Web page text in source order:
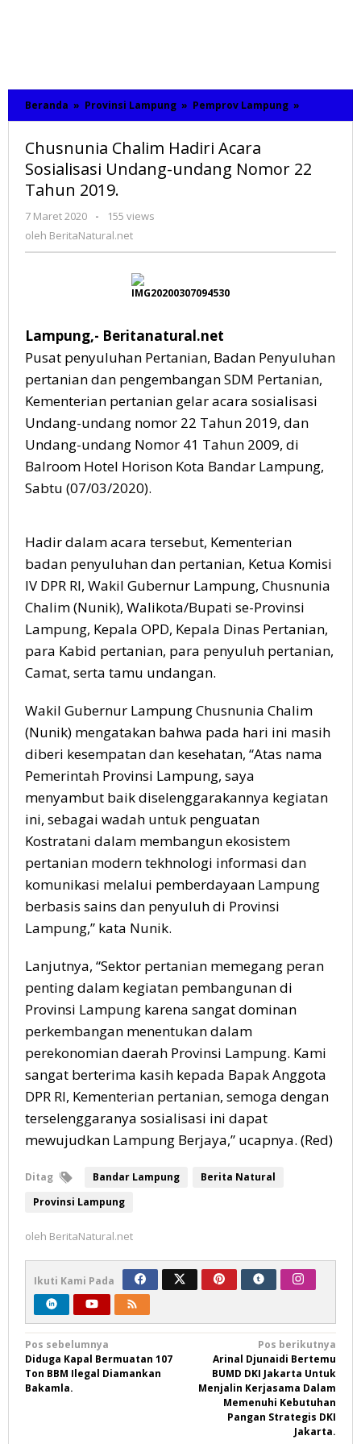
Beranda » Provinsi Lampung » Pemprov Lampung »
Chalim
Sosialisasi
Undang-
2019.
Chusnunia Chalim Hadiri Acara
Sosialisasi Undang-undang Nomor 22
Tahun 2019.
7 Maret 2020
oleh
BeritaNatural.net
-
155 views
oleh BeritaNatural.net
Lampung,- Beritanatural.net
Pusat penyuluhan Pertanian, Badan Penyuluhan
pertanian dan pengembangan SDM Pertanian,
Kementerian pertanian gelar acara sosialisasi
Undang-undang nomor 22 Tahun 2019, dan
Undang-undang Nomor 41 Tahun 2009, di
Balroom Hotel Horison Kota Bandar Lampung,
Sabtu (07/03/2020).
Hadir dalam acara tersebut, Kementerian
badan penyuluhan dan pertanian, Ketua Komisi
IV DPR RI, Wakil Gubernur Lampung, Chusnunia
Chalim (Nunik), Walikota/Bupati se-Provinsi
Lampung, Kepala OPD, Kepala Dinas Pertanian,
para Kabid pertanian, para penyuluh pertanian,
Camat, serta tamu undangan.
Wakil Gubernur Lampung Chusnunia Chalim
(Nunik) mengatakan bahwa pada hari ini masih
diberi kesempatan dan kesehatan, “Atas nama
Pemerintah Provinsi Lampung, saya
menyambut baik diselenggarakannya kegiatan
ini, sebagai wadah untuk penguatan
Kostratani dalam membangun ekosistem
pertanian modern tekhnologi informasi dan
komunikasi melalui pemberdayaan Lampung
berbasis sains dan penyuluh di Provinsi
Lampung,” kata Nunik.
Lanjutnya, “Sektor pertanian memegang peran
penting dalam kegiatan pembangunan di
Provinsi Lampung karena sangat dominan
perkembangan menentukan dalam
perekonomian daerah Provinsi Lampung. Kami
sangat berterima kasih kepada Bapak Anggota
DPR RI, Kementerian pertanian, semoga dengan
terselenggaranya sosialisasi ini dapat
mewujudkan Lampung Berjaya,” ucapnya. (Red)
Ditag Bandar Lampung
Berita Natural
Provinsi Lampung
oleh BeritaNatural.net
Ikuti Kami Pada
Navigasi
pos
Pos sebelumnya
Diduga Kapal Bermuatan 107
Ton BBM Ilegal Diamankan
Bakamla.
Pos berikutnya
Arinal Djunaidi Bertemu
BUMD DKI Jakarta Untuk
Menjalin Kerjasama Dalam
Memenuhi Kebutuhan
Pangan Strategis DKI
Jakarta.